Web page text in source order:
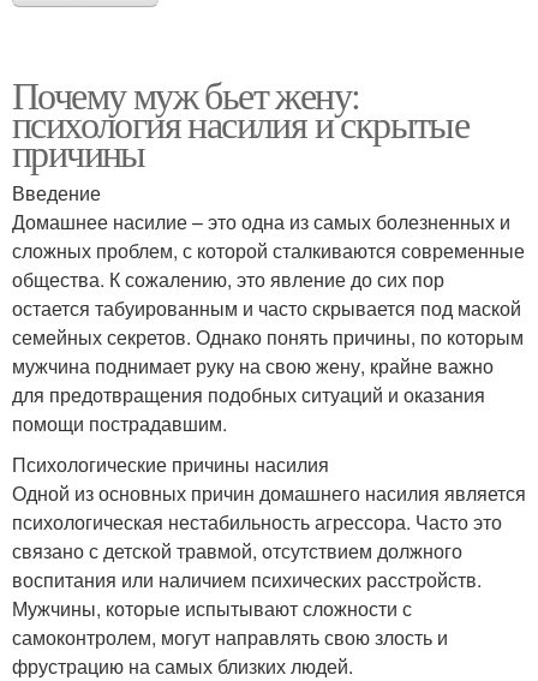
Почему муж бьет жену:
психология насилия и скрытые
причины
Введение
Домашнее насилие – это одна из самых болезненных и
сложных проблем, с которой сталкиваются современные
общества. К сожалению, это явление до сих пор
остается табуированным и часто скрывается под маской
семейных секретов. Однако понять причины, по которым
мужчина поднимает руку на свою жену, крайне важно
для предотвращения подобных ситуаций и оказания
помощи пострадавшим.
Психологические причины насилия
Одной из основных причин домашнего насилия является
психологическая нестабильность агрессора. Часто это
связано с детской травмой, отсутствием должного
воспитания или наличием психических расстройств.
Мужчины, которые испытывают сложности с
самоконтролем, могут направлять свою злость и
фрустрацию на самых близких людей.